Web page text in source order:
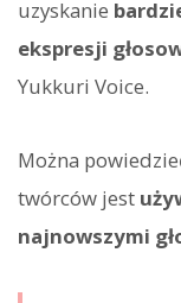
uzyskanie
ekspresji
Yukkuri Voice.
Można
twórców jest
najnowszymi